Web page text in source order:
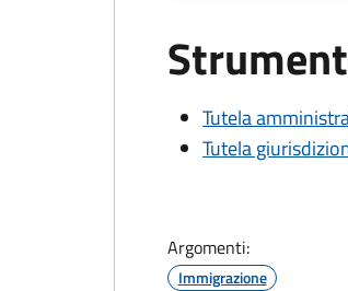
Tutela
Tutela
Argomenti:
Immigrazione